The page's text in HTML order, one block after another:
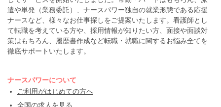
遣や単発（業務委託）、ナースパワー独自の就業形態である応援
ナースなど、様々なお仕事探しをご提案いたします。看護師とし
て転職を考えている方や、採用情報が知りたい方、面接や面談対
策はもちろん、履歴書作成など転職・就職に関するお悩み全てを
徹底サポートいたします。
ナースパワーについて
ご利用がはじめての方へ
全国の求人を見る